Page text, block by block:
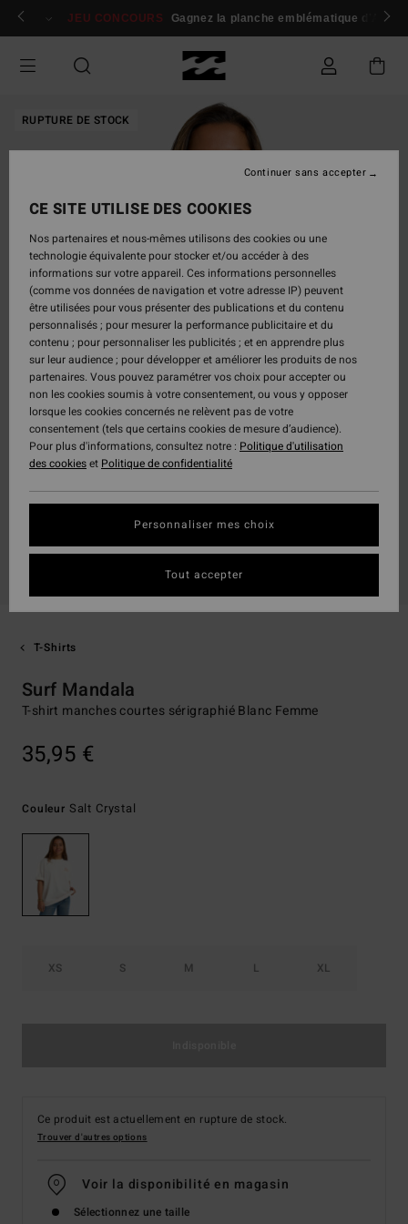
Passer
Se connecter / s'inscrire
JEU CONCOURS Gagnez la planche emblématique d'Andy
RUPTURE DE STOCK
T-Shirts
Surf Mandala
T-shirt manches courtes sérigraphié Blanc Femme
35,95 €
Couleur Salt Crystal
XS S M L XL
Ce produit est actuellement en rupture de stock.
Trouver d'autres options
Voir la disponibilité en magasin
Sélectionnez une taille
CE SITE UTILISE DES COOKIES
Nos partenaires et nous-mêmes utilisons des cookies ou une
technologie équivalente pour stocker et/ou accéder à des
informations sur votre appareil. Ces informations personnelles
(comme vos données de navigation et votre adresse IP) peuvent
être utilisées pour vous présenter des publications et du contenu
personnalisés ; pour mesurer la performance publicitaire et du
contenu ; pour personnaliser les publicités ; et en apprendre plus
sur leur audience ; pour développer et améliorer les produits de nos
partenaires. Vous pouvez paramétrer vos choix pour accepter ou
non les cookies soumis à votre consentement, ou vous y opposer
lorsque les cookies concernés ne relèvent pas de votre
consentement (tels que certains cookies de mesure d’audience).
Pour plus d'informations, consultez notre : Politique d'utilisation
des cookieset Politique de confidentialité
Personnaliser mes choix
Continuer sans accepter
Tout accepter